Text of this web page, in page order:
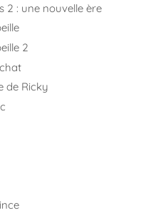
2 : une nouvelle ère
2
de Ricky